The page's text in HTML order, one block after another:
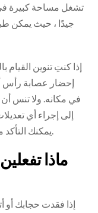
تشغل مساحة كبيرة
جيدًا ، حيث يمكن
إذا كنتِ تنوين القيام
إحضار عصابة رأس
في مكانه. ولا تنس
إلى إجراء أي
ماذا
إذا فقدت حجابك أو